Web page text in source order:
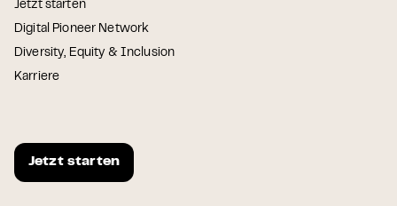
Jetzt starten
Digital Pioneer Network
Diversity, Equity & Inclusion
Karriere
Jetzt starten